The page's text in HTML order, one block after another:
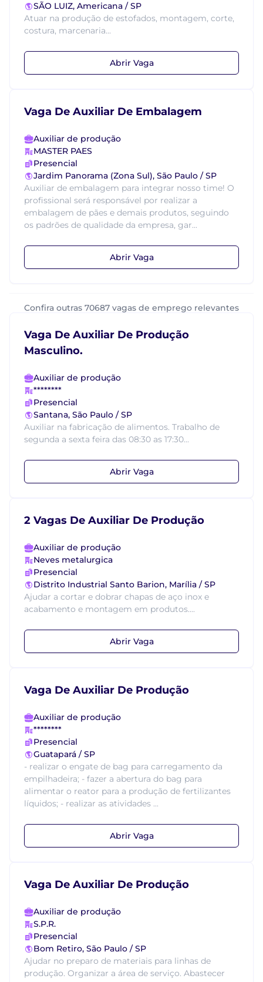
SÃO LUIZ, Americana / SP
Atuar na produção de estofados, montagem, corte,
costura, marcenaria...
Abrir Vaga
Vaga De Auxiliar De Embalagem
Auxiliar de produção
MASTER PAES
Presencial
Jardim Panorama (Zona Sul), São Paulo / SP
Auxiliar de embalagem para integrar nosso time! O
profissional será responsável por realizar a
embalagem de pães e demais produtos, seguindo
os padrões de qualidade da empresa, gar...
Abrir Vaga
Confira outras 70687 vagas de emprego relevantes
Vaga De Auxiliar De Produção
Masculino.
Auxiliar de produção
********
Presencial
Santana, São Paulo / SP
Auxiliar na fabricação de alimentos. Trabalho de
segunda a sexta feira das 08:30 as 17:30...
Abrir Vaga
2 Vagas De Auxiliar De Produção
Auxiliar de produção
Neves metalurgica
Presencial
Distrito Industrial Santo Barion, Marília / SP
Ajudar a cortar e dobrar chapas de aço inox e
acabamento e montagem em produtos....
Abrir Vaga
Vaga De Auxiliar De Produção
Auxiliar de produção
********
Presencial
Guatapará / SP
- realizar o engate de bag para carregamento da
empilhadeira; - fazer a abertura do bag para
alimentar o reator para a produção de fertilizantes
líquidos; - realizar as atividades ...
Abrir Vaga
Vaga De Auxiliar De Produção
Auxiliar de produção
S.P.R.
Presencial
Bom Retiro, São Paulo / SP
Ajudar no preparo de materiais para linhas de
produção. Organizar a área de serviço. Abastecer